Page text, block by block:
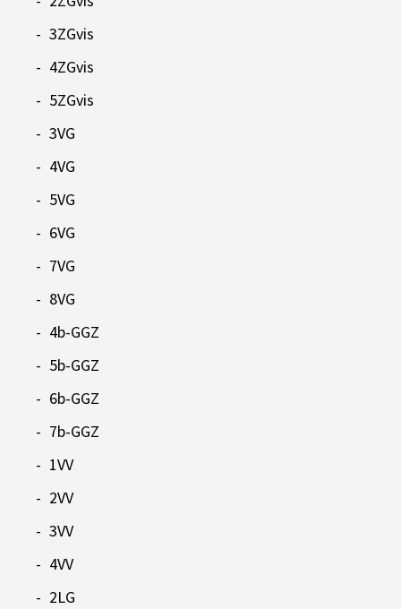
3ZGvis
4ZGvis
5ZGvis
3VG
4VG
5VG
6VG
7VG
8VG
4b-GGZ
5b-GGZ
6b-GGZ
7b-GGZ
1VV
2VV
3VV
4VV
2LG